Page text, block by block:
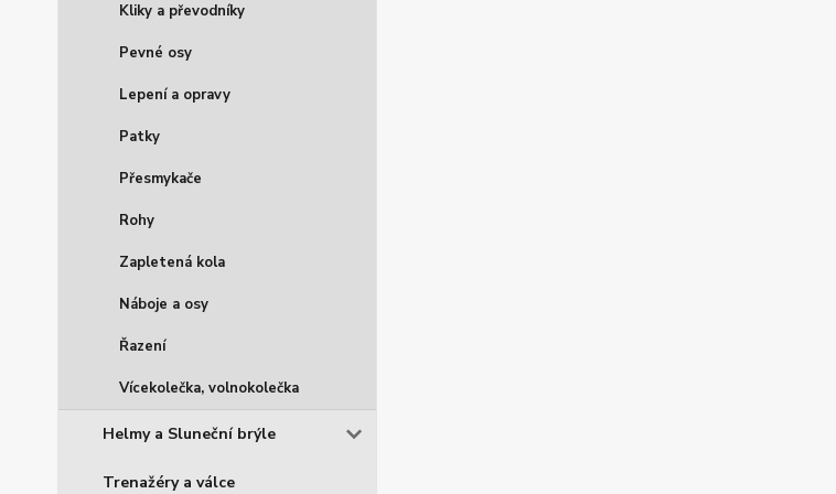
Kliky a převodníky
Pevné osy
Lepení a opravy
Patky
Přesmykače
Rohy
Zapletená kola
Náboje a osy
Řazení
Vícekolečka, volnokolečka
Helmy a Sluneční brýle
Trenažéry a válce